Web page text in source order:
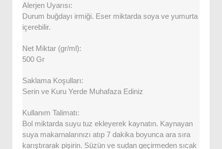
Alerjen Uyarısı:
Durum buğdayı irmiği. Eser miktarda soya ve yumurta
içerebilir.
Net Miktar (gr/ml):
500 Gr
Saklama Koşulları:
Serin ve Kuru Yerde Muhafaza Ediniz
Kullanım Talimatı:
Bol miktarda suyu tuz ekleyerek kaynatın. Kaynayan
suya makarnalarınızı atıp 7 dakika boyunca ara sıra
karıştırarak pişirin. Süzün ve sudan geçirmeden sıcak